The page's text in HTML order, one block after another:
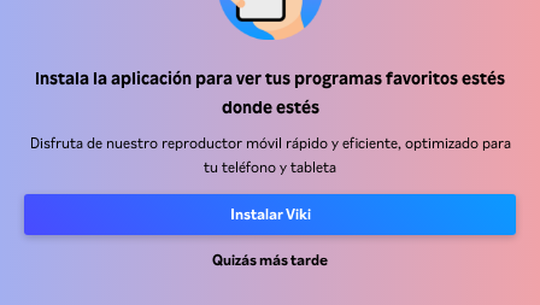
Instala la aplicación para ver tus programas favoritos estés
donde estés
Disfruta de nuestro reproductor móvil rápido y eficiente, optimizado para
tu teléfono y tableta
Instalar Viki
Quizás más tarde
Política de cookies y tecnologías de seguimiento
Política de derechos de autor
RakutenRakuten KoboRakuten ViberRakuten TravelMore servicesAbout Rakuten